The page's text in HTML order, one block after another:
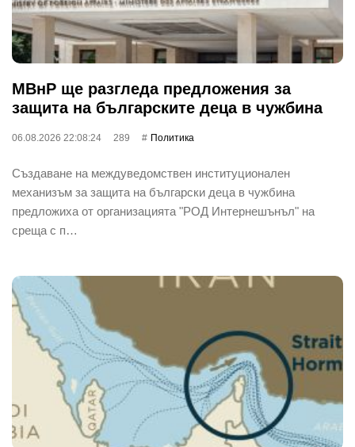
МВнР ще разгледа предложения за
защита на българските деца в чужбина
06.08.2026 22:08:24 289 Политика
Създаване на междуведомствен институционален
механизъм за защита на български деца в чужбина
предложиха от организацията "РОД Интернешънъл" на
среща с п…